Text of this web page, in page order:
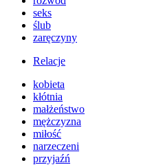
seks
ślub
zaręczyny
Relacje
kobieta
kłótnia
małżeństwo
mężczyzna
miłość
narzeczeni
przyjaźń